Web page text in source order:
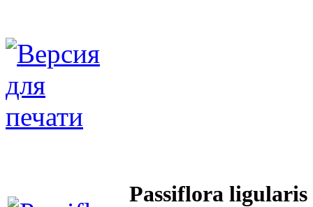
Passiflora ligularis